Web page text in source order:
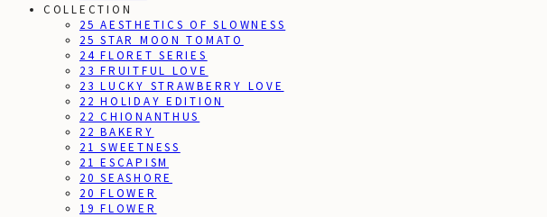
COLLECTION
25 AESTHETICS OF SLOWNESS
25 STAR MOON TOMATO
24 FLORET SERIES
23 FRUITFUL LOVE
23 LUCKY STRAWBERRY LOVE
22 HOLIDAY EDITION
22 CHIONANTHUS
22 BAKERY
21 SWEETNESS
21 ESCAPISM
20 SEASHORE
20 FLOWER
19 FLOWER